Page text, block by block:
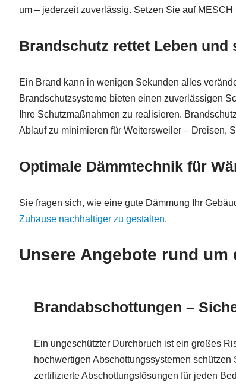
um – jederzeit zuverlässig. Setzen Sie auf
Brandschutz rettet Leben und
Ein Brand kann in wenigen Sekunden alles
Brandschutzsysteme bieten einen zuverlässigen
Ihre Schutzmaßnahmen zu realisieren.
Ablauf zu minimieren für Weitersweiler – Dreisen,
Optimale Dämmtechnik für
Sie fragen sich, wie eine gute Dämmung Ihr
Zuhause nachhaltiger zu gestalten.
Unsere Angebote rund
Brandabschottungen –
Ein ungeschützter Durchbruch ist ein großes
hochwertigen Abschottungssystemen
zertifizierte Abschottungslösungen für jeden